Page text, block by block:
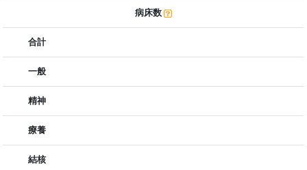
病床数
合計
一般
精神
療養
結核